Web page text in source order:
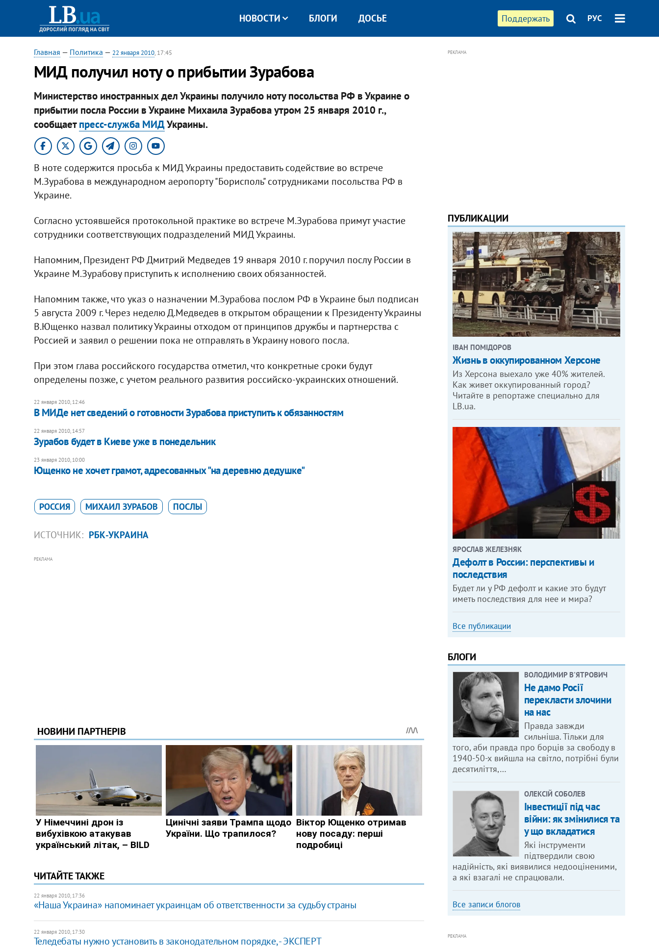
Поддержать РУС
НОВОСТИ БЛОГИ ДОСЬЕ
Главная — Политика — 22 января 2010, 17:45
МИД получил ноту о прибытии Зурабова
Министерство иностранных дел Украины получило ноту посольства РФ в Украине о
прибытии посла России в Украине Михаила Зурабова утром 25 января 2010 г.,
сообщаетпресс-служба МИДУкраины.
В ноте содержится просьба к МИД Украины предоставить содействие во встрече
М.Зурабова в международном аеропорту "Борисполь" сотрудниками посольства РФ в
Украине.
Согласно устоявшейся протокольной практике во встрече М.Зурабова примут участие
сотрудники соответствующих подразделений МИД Украины.
Напомним, Президент РФ Дмитрий Медведев 19 января 2010 г. поручил послу России в
Украине М.Зурабову приступить к исполнению своих обязанностей.
Напомним также, что указ о назначении М.Зурабова послом РФ в Украине был подписан
5 августа 2009 г. Через неделю Д.Медведев в открытом обращении к Президенту Украины
В.Ющенко назвал политику Украины отходом от принципов дружбы и партнерства с
Россией и заявил о решении пока не отправлять в Украину нового посла.
При этом глава российского государства отметил, что конкретные сроки будут
определены позже, с учетом реального развития российско-украинских отношений.
22 января 2010, 12:46
В МИДе нет сведений о готовности Зурабова приступить к обязанностям
22 января 2010, 14:57
Зурабов будет в Киеве уже в понедельник
23 января 2010, 10:00
Ющенко не хочет грамот, адресованных "на деревню дедушке"
РОССИЯ МИХАИЛ ЗУРАБОВ ПОСЛЫ
ИСТОЧНИК: РБК-УКРАИНА
РЕКЛАМА
ЧИТАЙТЕ ТАКЖЕ
22 января 2010, 17:36
«Наша Украина» напоминает украинцам об ответственности за судьбу страны
22 января 2010, 17:30
Теледебаты нужно установить в законодательном порядке, - ЭКСПЕРТ
РЕКЛАМА
ПУБЛИКАЦИИ
ІВАН ПОМІДОРОВ
Жизнь в оккупированном Херсоне
Из Херсона выехало уже 40% жителей.
Как живет оккупированный город?
Читайте в репортаже специально для
LB.ua.
ЯРОСЛАВ ЖЕЛЕЗНЯК
Дефолт в России: перспективы и
последствия
Будет ли у РФ дефолт и какие это будут
иметь последствия для нее и мира?
Все публикации
БЛОГИ
ВОЛОДИМИР В'ЯТРОВИЧ
Не дамо Росії
перекласти злочини
на нас
Правда завжди
сильніша. Тільки для
того, аби правда про борців за свободу в
1940-50-х вийшла на світло, потрібні були
десятиліття,…
ОЛЕКСІЙ СОБОЛЕВ
Інвестиції під час
війни: як змінилися та
у що вкладатися
Які інструменти
підтвердили свою
надійність, які виявилися недооціненими,
а які взагалі не спрацювали.
Все записи блогов
РЕКЛАМА